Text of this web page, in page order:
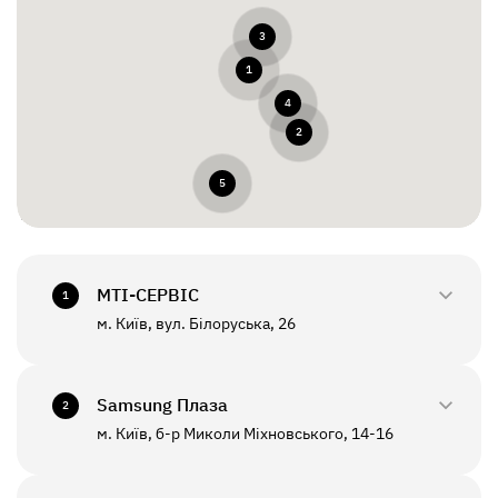
1
2
3
4
5
1 МТI-СЕРВІС
м. Київ, вул. Білоруська, 26
+380(44)458-3870
2 Samsung Плаза
м. Київ, б-р Миколи Міхновського, 14-16